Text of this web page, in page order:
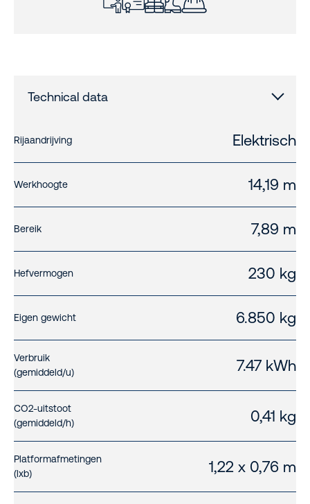
Technical data
Rijaandrijving Elektrisch
Werkhoogte 14,19 m
Bereik 7,89 m
Hefvermogen 230 kg
Eigen gewicht 6.850 kg
Verbruik
(gemiddeld/u)
7.47 kWh
CO2-uitstoot
(gemiddeld/h)
0,41 kg
Platformafmetingen
(lxb)
1,22 x 0,76 m